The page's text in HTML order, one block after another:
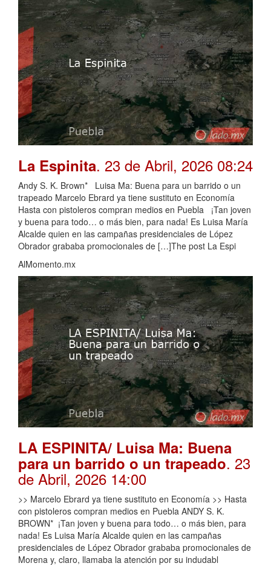
La Espinita. 23 de Abril, 2026 08:24
Andy S. K. Brown* Luisa Ma: Buena para un barrido o un
trapeado Marcelo Ebrard ya tiene sustituto en Economía
Hasta con pistoleros compran medios en Puebla ¡Tan joven
y buena para todo… o más bien, para nada! Es Luisa María
Alcalde quien en las campañas presidenciales de López
Obrador grababa promocionales de […]The post La Espi
AlMomento.mx
LA ESPINITA/ Luisa Ma: Buena
para un barrido o un trapeado. 23
de Abril, 2026 14:00
>> Marcelo Ebrard ya tiene sustituto en Economía >> Hasta
con pistoleros compran medios en Puebla ANDY S. K.
BROWN* ¡Tan joven y buena para todo… o más bien, para
nada! Es Luisa María Alcalde quien en las campañas
presidenciales de López Obrador grababa promocionales de
Morena y, claro, llamaba la atención por su indudabl